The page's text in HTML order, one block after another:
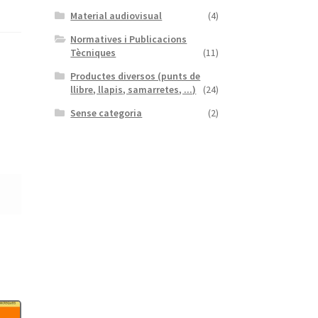
Material audiovisual
(4)
Normatives i Publicacions
Tècniques
(11)
Productes diversos (punts de
llibre, llapis, samarretes, ...)
(24)
Sense categoria
(2)